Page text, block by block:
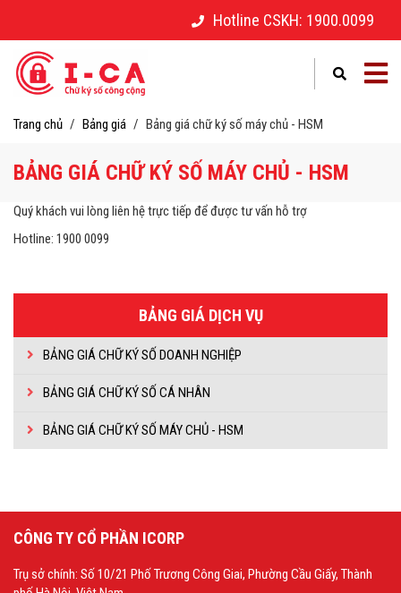
Hotline CSKH: 1900.0099
Trang chủ / Bảng giá / Bảng giá chữ ký số máy chủ - HSM
BẢNG GIÁ CHỮ KÝ SỐ MÁY CHỦ - HSM
Quý khách vui lòng liên hệ trực tiếp để được tư vấn hỗ trợ
Hotline: 1900 0099
BẢNG GIÁ DỊCH VỤ
BẢNG GIÁ CHỮ KÝ SỐ DOANH NGHIỆP
BẢNG GIÁ CHỮ KÝ SỐ CÁ NHÂN
BẢNG GIÁ CHỮ KÝ SỐ MÁY CHỦ - HSM
CÔNG TY CỔ PHẦN ICORP
Trụ sở chính: Số 10/21 Phố Trương Công Giai, Phường Cầu Giấy, Thành
–
Vui lòng điền thông tin yêu cầu mua hàng
Mã số thuế*
Số điện thoại*
Email *
Chọn sản phẩm/dịch vụ mua
–
Điền thông tin để gửi yêu cầu hỗ trợ
Mã số thuế*
Email*
Chọn dịch vụ cần hỗ trợ*
Loại yêu cầu*